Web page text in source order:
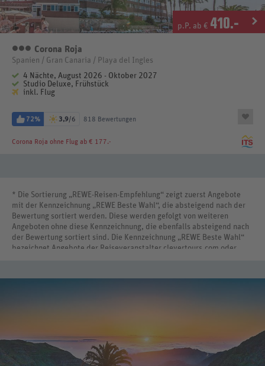
p.P. ab € 410.-
3 Sterne
Corona Roja
Spanien / Gran Canaria / Playa del Ingles
4 Nächte, August 2026 - Oktober 2027
Studio Deluxe, Frühstück
inkl. Flug
72% 3,9/6 818 Bewertungen
Corona Roja ohne Flug ab € 177.-
* Die Sortierung „REWE-Reisen-Empfehlung“ zeigt zuerst Angebote
mit der Kennzeichnung „REWE Beste Wahl“, die absteigend nach der
Bewertung sortiert werden. Diese werden gefolgt von weiteren
Angeboten ohne diese Kennzeichnung, die ebenfalls absteigend nach
der Bewertung sortiert sind. Die Kennzeichnung „REWE Beste Wahl“
bezeichnet Angebote der Reiseveranstalter clevertours.com oder